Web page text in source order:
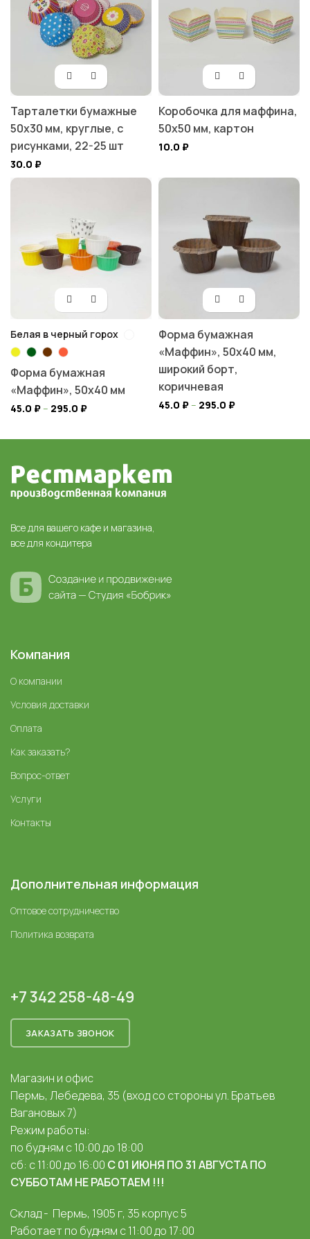
Тарталетки бумажные
50х30 мм, круглые, с
рисунками, 22-25 шт
30.0 ₽
Коробочка для маффина,
50х50 мм, картон
10.0 ₽
Белая в черный горох
Форма бумажная
«Маффин», 50х40 мм
45.0 ₽– 295.0 ₽
Форма бумажная
«Маффин», 50х40 мм,
широкий борт,
коричневая
45.0 ₽– 295.0 ₽
Все для вашего кафе и магазина,
все для кондитера
Компания
О компании
Условия доставки
Оплата
Как заказать?
Вопрос-ответ
Услуги
Контакты
Дополнительная информация
Оптовое сотрудничество
Политика возврата
+7 342 258-48-49
ЗАКАЗАТЬ ЗВОНОК
Магазин и офис
Пермь, Лебедева, 35 (вход со стороны ул. Братьев
Вагановых 7)
Режим работы:
по будням с 10:00 до 18:00
сб: с 11:00 до 16:00 С 01 ИЮНЯ ПО 31 АВГУСТА ПО
СУББОТАМ НЕ РАБОТАЕМ !!!
Склад - Пермь, 1905 г, 35 корпус 5
Работает по будням с 11:00 до 17:00